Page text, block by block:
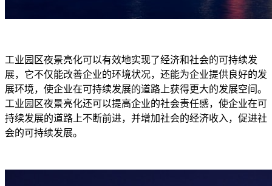
工业园区夜景亮化可以有效地实现了经济和社会的可持续发
展，它不仅能改善企业的环境状况，还能为企业提供良好的发
展环境，使企业在可持续发展的道路上获得更大的发展空间。
工业园区夜景亮化还可以提高企业的社会责任感，使企业在可
持续发展的道路上不断前进，并增加社会的经济收入，促进社
会的可持续发展。